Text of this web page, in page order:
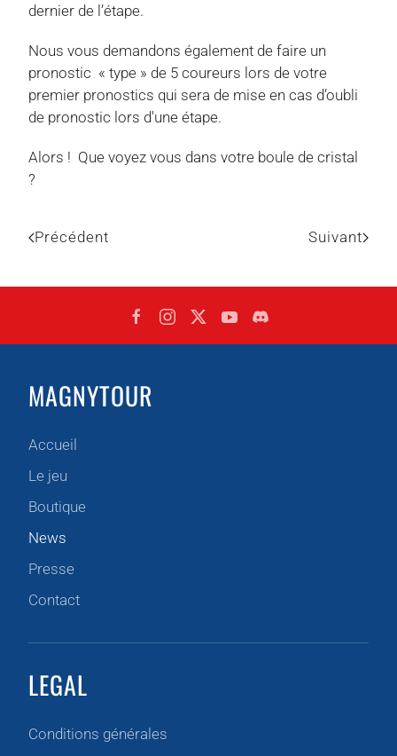
dernier de l’étape.
Nous vous demandons également de faire un
pronostic « type » de 5 coureurs lors de votre
premier pronostics qui sera de mise en cas d’oubli
de pronostic lors d'une étape.
Alors ! Que voyez vous dans votre boule de cristal
?
Précédent Suivant
MAGNYTOUR
Accueil
Le jeu
Boutique
News
Presse
Contact
LEGAL
Conditions générales